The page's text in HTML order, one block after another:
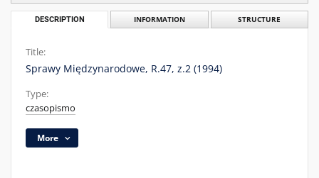
DESCRIPTION INFORMATION STRUCTURE
Title:
Sprawy Międzynarodowe, R.47, z.2 (1994)
Type:
czasopismo
More